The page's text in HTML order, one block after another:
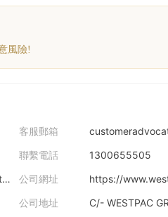
風險!
Westpac Banking Corporation
客服郵箱
聯繫電話
1300655505
公司網址
https://
公司地址